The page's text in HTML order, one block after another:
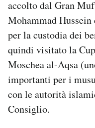
CALENDARIO
AREA PERSONALE
Area Personale
Newsletter
Notifiche mobile
Regala il Post
accolto dal Gran
Mohammad
per la custodia dei
quindi visitato la
Moschea al-Aqsa
importanti per i
con le autorità
Consiglio.